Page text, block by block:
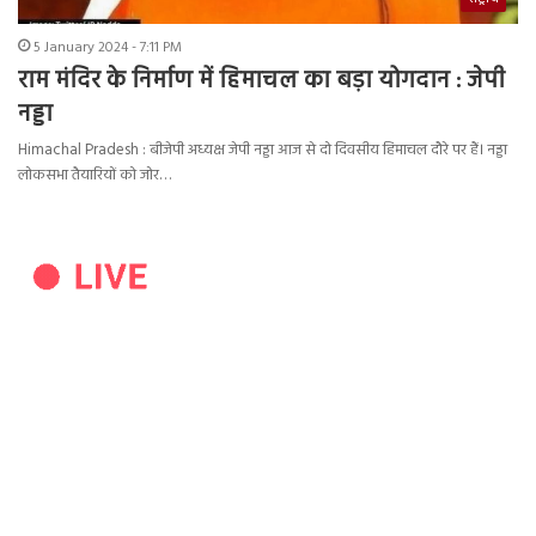
5 January 2024 - 7:11 PM
राम मंदिर के निर्माण में हिमाचल का बड़ा योगदान : जेपी
नड्डा
Himachal Pradesh : बीजेपी अध्यक्ष जेपी नड्डा आज से दो दिवसीय हिमाचल दौरे पर हैं। नड्डा
लोकसभा तैयारियों को जोर…